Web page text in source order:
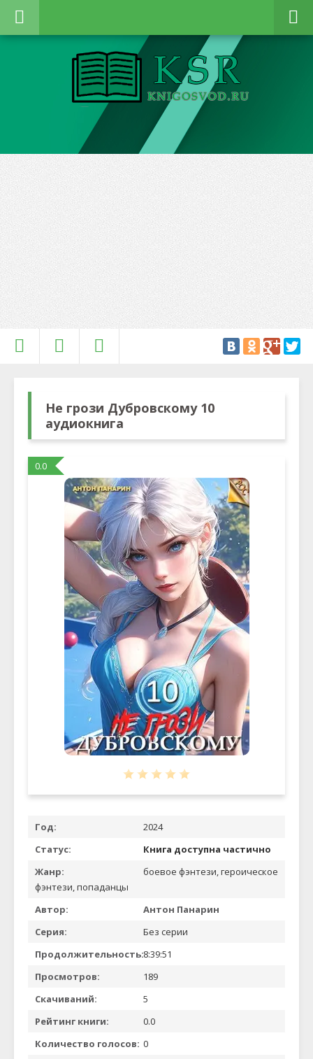
Не грози Дубровскому 10
аудиокнига
0.0
Год:
2024
Статус:
Книга доступна частично
Жанр:
боевое фэнтези, героическое
фэнтези, попаданцы
Автор:
Антон Панарин
Серия:
Без серии
Продолжительность:8:39:51
Просмотров:
189
Скачиваний:
5
Рейтинг книги:
0.0
Количество голосов: 0